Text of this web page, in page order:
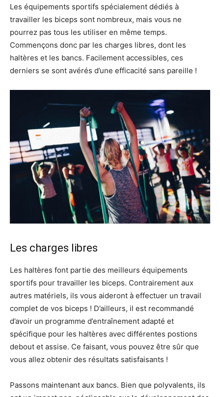
Les équipements sportifs spécialement dédiés à
travailler les biceps sont nombreux, mais vous ne
pourrez pas tous les utiliser en même temps.
Commençons donc par les charges libres, dont les
haltères et les bancs. Facilement accessibles, ces
derniers se sont avérés d’une efficacité sans pareille !
Les charges libres
Les haltères font partie des meilleurs équipements
sportifs pour travailler les biceps. Contrairement aux
autres matériels, ils vous aideront à effectuer un travail
complet de vos biceps ! D’ailleurs, il est recommandé
d’avoir un programme d’entraînement adapté et
spécifique pour les haltères avec différentes postions
debout et assise. Ce faisant, vous pouvez être sûr que
vous allez obtenir des résultats satisfaisants !
Passons maintenant aux bancs. Bien que polyvalents, ils